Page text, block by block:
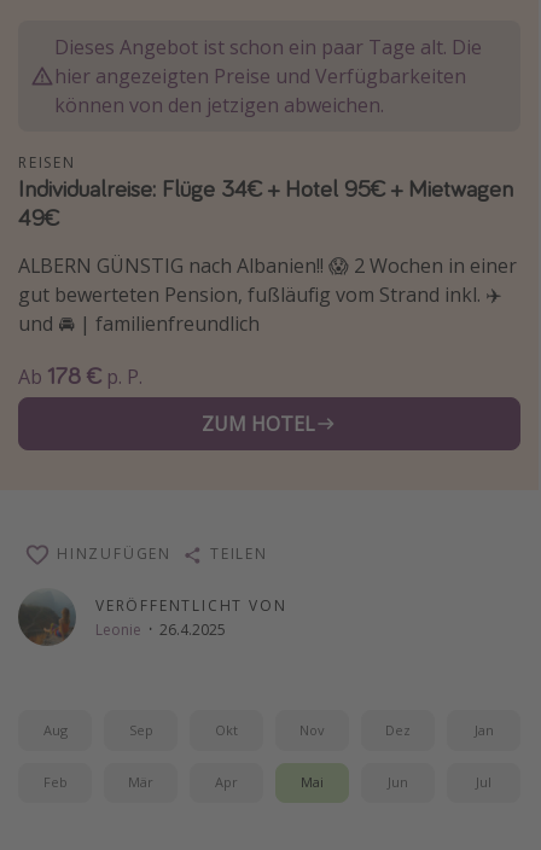
Krabi Urlaub
Tulum Urlaub
Japan Rundreise
Alle Reisethemen
Wellnessurlaub
Disneyland Paris
Roadtrips
Wochenendtrip
Gruppenreisen
Hotels in Hamburg
Hotels in Amsterdam
Reise Journal
Dieses Angebot ist schon ein paar Tage alt. Die
hier angezeigten Preise und Verfügbarkeiten
können von den jetzigen abweichen.
REISEN
Individualreise: Flüge 34€ + Hotel 95€ + Mietwagen
49€
ALBERN GÜNSTIG nach Albanien!! 😱 2 Wochen in einer
gut bewerteten Pension, fußläufig vom Strand inkl. ✈️
und 🚘 | familienfreundlich
Ab 178 € p. P.
ZUM HOTEL
VERÖFFENTLICHT VON
Leonie · 26.4.2025
HINZUFÜGEN TEILEN
Aug Sep Okt Nov Dez Jan
Feb Mär Apr Mai Jun Jul